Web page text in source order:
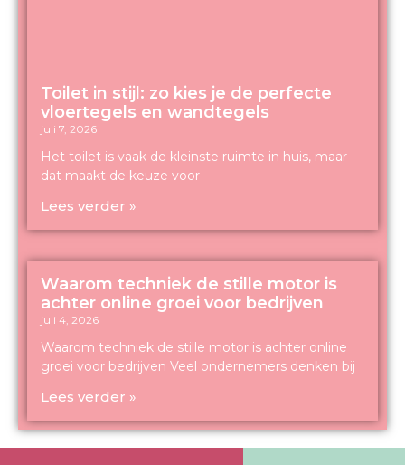
Toilet in stijl: zo kies je de perfecte
vloertegels en wandtegels
juli 7, 2026
Het toilet is vaak de kleinste ruimte in huis, maar
dat maakt de keuze voor
Lees verder »
Waarom techniek de stille motor is
achter online groei voor bedrijven
juli 4, 2026
Waarom techniek de stille motor is achter online
groei voor bedrijven Veel ondernemers denken bij
Lees verder »